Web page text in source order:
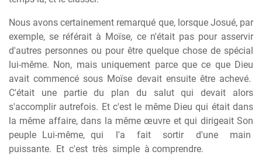
Nous avons certainement remarqué que, lorsque Josué, par
exemple, se référait à Moïse, ce n'était pas pour asservir
d'autres personnes ou pour être quelque chose de spécial
lui-même. Non, mais uniquement parce que ce que Dieu
avait commencé sous Moïse devait ensuite être achevé.
C'était
une partie du plan du salut qui devait
alors
s'accomplir autrefois. Et c'est le même Dieu qui était dans
la même affaire, dans la même œuvre et qui dirigeait Son
peuple Lui-même, qui
l'a fait sortir d'une
main
puissante. Et c'est très simple à comprendre.